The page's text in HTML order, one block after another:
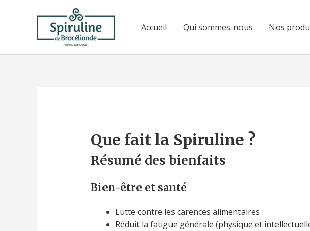
Accueil Qui sommes-nous Nos
Que fait la Spiruline ?
Résumé des bienfaits
Bien-être et santé
Lutte contre les carences alimentaires
Réduit la fatigue générale (physique et